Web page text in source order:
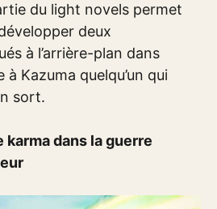
du light novels permet
deux
à l’arrière-plan dans
à Kazuma quelqu’un qui
sort.
karma dans la guerre